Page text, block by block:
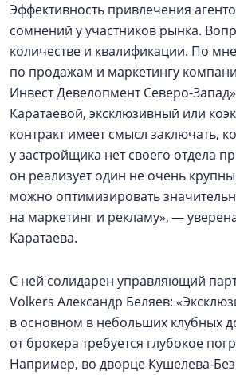
Эффективность привлечения
сомнений у участников рынка.
количестве и квалификации. По
по продажам и маркетингу
Инвест Девелопмент Северо-
Каратаевой, эксклюзивный или
контракт имеет смысл заключать,
у застройщика нет своего отдела
он реализует один не очень
можно оптимизировать
на маркетинг и рекламу», —
Каратаева.
С ней солидарен управляющий
Vоlkers Александр Беляев:
в основном в небольших клубных
от брокера требуется глубокое
Например, во дворце Кушелева-